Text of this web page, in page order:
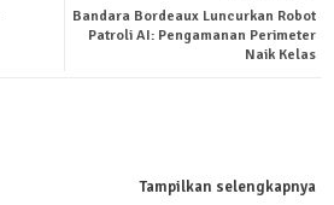
tsa
Bandara Bordeaux Luncurkan Robot
Patroli AI: Pengamanan Perimeter
Naik Kelas
Tampilkan selengkapnya